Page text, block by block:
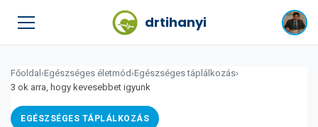
drtihanyi
Főoldal ›Egészséges életmód ›Egészséges táplálkozás›
3 ok arra, hogy kevesebbet igyunk
EGÉSZSÉGES TÁPLÁLKOZÁS